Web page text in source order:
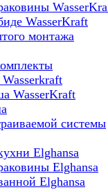
WasserKraft
монтажа
WasserKraft
системы
Elghansa
Elghansa
Elghansa